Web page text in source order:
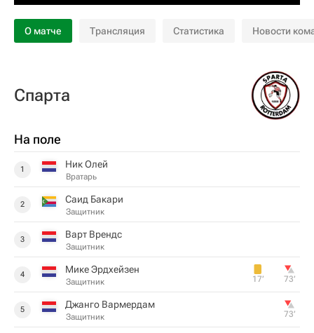
О матче Трансляция Статистика Новости
Спарта
На поле
1 Ник Олей
Вратарь
2 Саид Бакари
Защитник
3 Варт Врендс
Защитник
4 Мике Эрдхейзен
Защитник 17‎’‎ 73‎’‎
5 Джанго Вармердам
Защитник 73‎’‎